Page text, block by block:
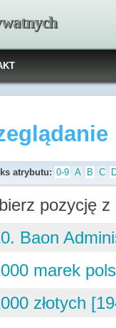
atrybutu: 0-9 A B C
pozycję
Baon
marek
złotych